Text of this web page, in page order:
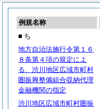
例規名称
■ ち
地方自治法施行令第１６
８条第４項の規定によ
る、渋川地区広域市町村
圏振興整備組合収納代理
金融機関の指定
渋川地区広域市町村圏振